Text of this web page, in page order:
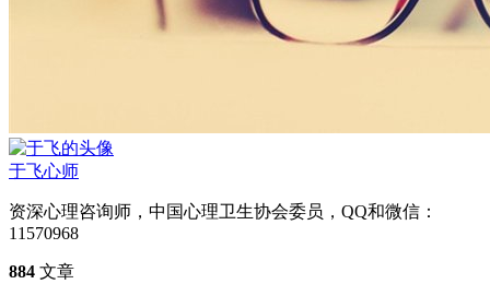
于飞心师
资深心理咨询师，中国心理卫生协会委员，QQ和微信：
11570968
884 文章